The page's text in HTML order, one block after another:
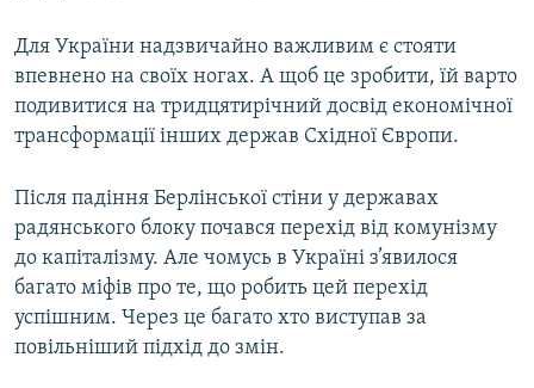
Для України надзвичайно важливим є стояти
впевнено на своїх ногах. А щоб це зробити, їй варто
подивитися на тридцятирічний досвід економічної
трансформації інших держав Східної Європи.
Після падіння Берлінської стіни у державах
радянського блоку почався перехід від комунізму
до капіталізму. Але чомусь в Україні з’явилося
багато міфів про те, що робить цей перехід
успішним. Через це багато хто виступав за
повільніший підхід до змін.